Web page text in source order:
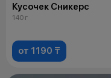
Кусочек Сникерс
140 г
от 1190 ₸